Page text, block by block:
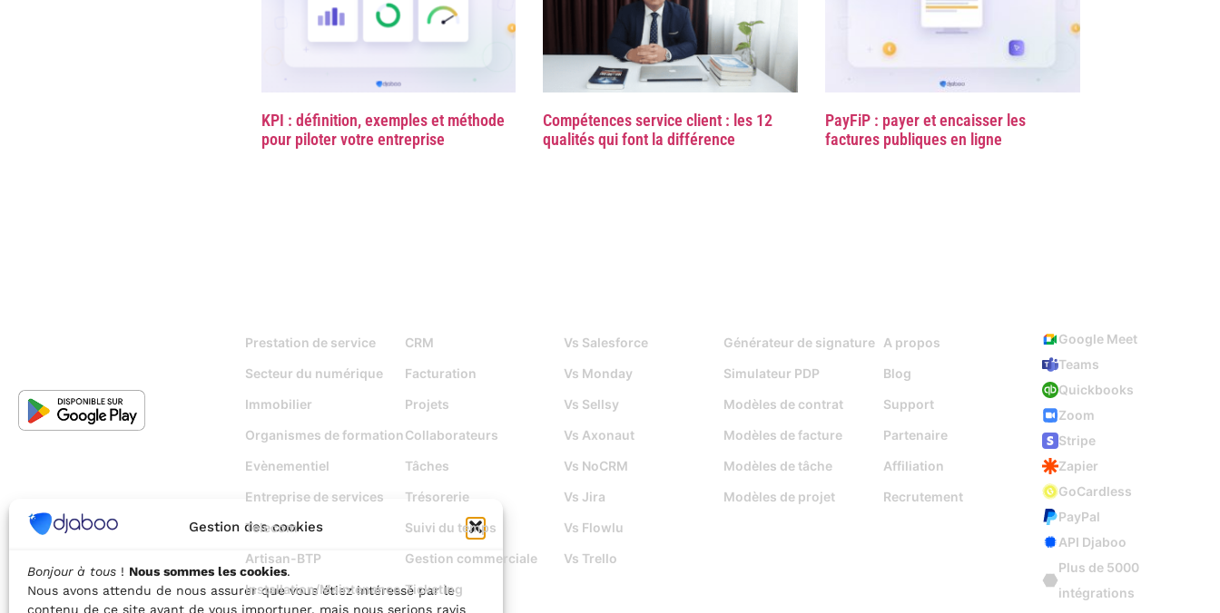
Gestion des cookies
Bonjour à tous ! Nous sommes les cookies.
Nous avons attendu de nous assurer que vous étiez intéressé par le
contenu de ce site avant de vous importuner, mais nous serions ravis
KPI : définition, exemples et méthode
pour piloter votre entreprise
Compétences service client : les 12
qualités qui font la différence
PayFiP : payer et encaisser les
factures publiques en ligne
Prestation de service
Secteur du numérique
Immobilier
Organismes de formation
Evènementiel
Entreprise de services
Telecom
Artisan-BTP
Installation/Maintenance
CRM
Facturation
Projets
Collaborateurs
Tâches
Trésorerie
Suivi du temps
Gestion commerciale
Ticketing
Vs Salesforce
Vs Monday
Vs Sellsy
Vs Axonaut
Vs NoCRM
Vs Jira
Vs Flowlu
Vs Trello
Générateur de signature
Simulateur PDP
Modèles de contrat
Modèles de facture
Modèles de tâche
Modèles de projet
A propos
Blog
Support
Partenaire
Affiliation
Recrutement
Google Meet
Teams
Quickbooks
Zoom
Stripe
Zapier
GoCardless
PayPal
API Djaboo
Plus de 5000
intégrations